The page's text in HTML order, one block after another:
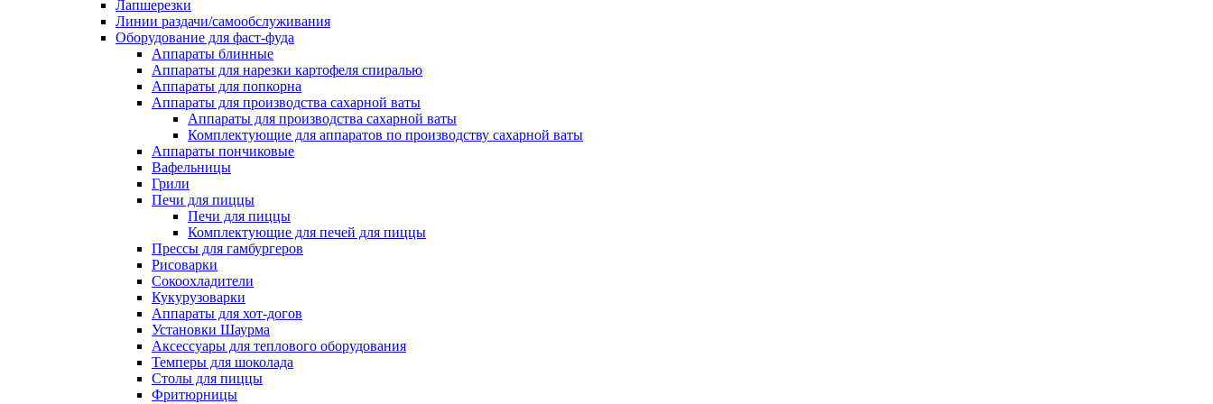
Лапшерезки
Линии раздачи/самообслуживания
Оборудование для фаст-фуда
Аппараты блинные
Аппараты для нарезки картофеля спиралью
Аппараты для попкорна
Аппараты для производства сахарной ваты
Аппараты для производства сахарной ваты
Комплектующие для аппаратов по производству сахарной ваты
Аппараты пончиковые
Вафельницы
Грили
Печи для пиццы
Печи для пиццы
Комплектующие для печей для пиццы
Прессы для гамбургеров
Рисоварки
Сокоохладители
Кукурузоварки
Аппараты для хот-догов
Установки Шаурма
Аксессуары для теплового оборудования
Темперы для шоколада
Столы для пиццы
Фритюрницы